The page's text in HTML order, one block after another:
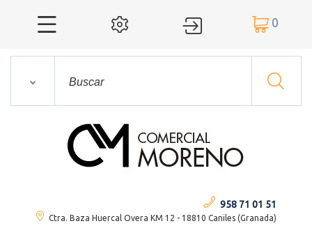
    0
958 71 01 51
Ctra. Baza Huercal Overa KM 12 - 18810 Caniles (Granada)